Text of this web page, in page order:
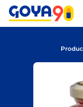
Saltar
Saltar